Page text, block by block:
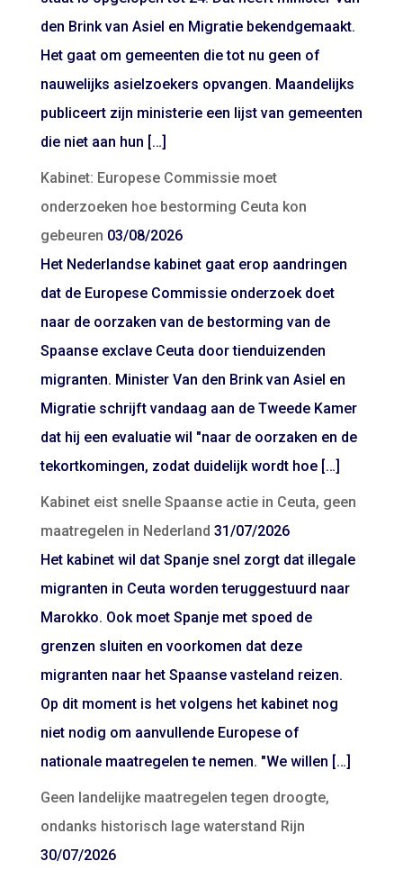
den Brink van Asiel en Migratie bekendgemaakt.
Het gaat om gemeenten die tot nu geen of
nauwelijks asielzoekers opvangen. Maandelijks
publiceert zijn ministerie een lijst van gemeenten
die niet aan hun […]
Kabinet: Europese Commissie moet
onderzoeken hoe bestorming Ceuta kon
gebeuren 03/08/2026
Het Nederlandse kabinet gaat erop aandringen
dat de Europese Commissie onderzoek doet
naar de oorzaken van de bestorming van de
Spaanse exclave Ceuta door tienduizenden
migranten. Minister Van den Brink van Asiel en
Migratie schrijft vandaag aan de Tweede Kamer
dat hij een evaluatie wil "naar de oorzaken en de
tekortkomingen, zodat duidelijk wordt hoe […]
Kabinet eist snelle Spaanse actie in Ceuta, geen
maatregelen in Nederland 31/07/2026
Het kabinet wil dat Spanje snel zorgt dat illegale
migranten in Ceuta worden teruggestuurd naar
Marokko. Ook moet Spanje met spoed de
grenzen sluiten en voorkomen dat deze
migranten naar het Spaanse vasteland reizen.
Op dit moment is het volgens het kabinet nog
niet nodig om aanvullende Europese of
nationale maatregelen te nemen. "We willen […]
Geen landelijke maatregelen tegen droogte,
ondanks historisch lage waterstand Rijn
30/07/2026